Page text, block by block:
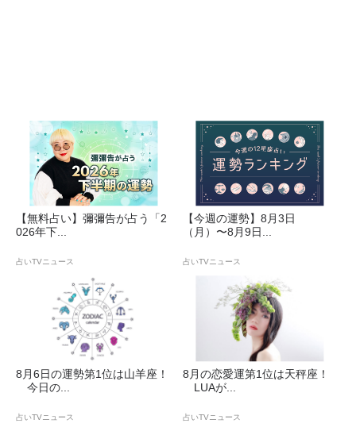
【無料占い】彌彌告が占う「2
026年下...
占いTVニュース
【今週の運勢】8月3日
（月）〜8月9日...
占いTVニュース
8月6日の運勢第1位は山羊座！
今日の...
占いTVニュース
8月の恋愛運第1位は天秤座！
LUAが...
占いTVニュース